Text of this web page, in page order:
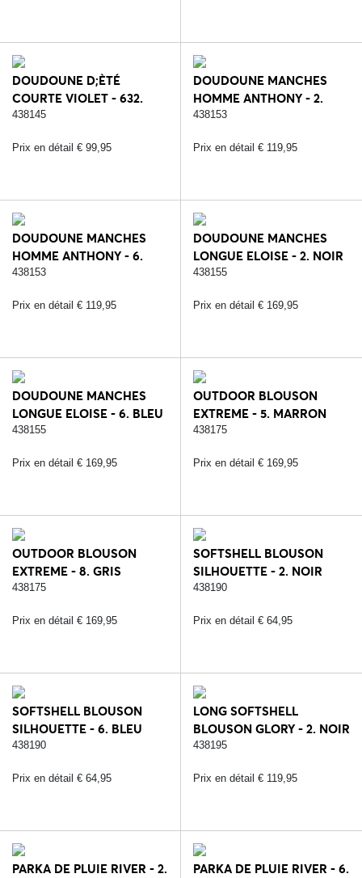
DOUDOUNE D;ÈTÉ
COURTE VIOLET - 632.
NAVY BLUE
438145
Prix en détail € 99,95
DOUDOUNE MANCHES
HOMME ANTHONY - 2.
NOIR
438153
Prix en détail € 119,95
DOUDOUNE MANCHES
HOMME ANTHONY - 6.
BLEU
438153
Prix en détail € 119,95
DOUDOUNE MANCHES
LONGUE ELOISE - 2. NOIR
438155
Prix en détail € 169,95
DOUDOUNE MANCHES
LONGUE ELOISE - 6. BLEU
438155
Prix en détail € 169,95
OUTDOOR BLOUSON
EXTREME - 5. MARRON
438175
Prix en détail € 169,95
OUTDOOR BLOUSON
EXTREME - 8. GRIS
438175
Prix en détail € 169,95
SOFTSHELL BLOUSON
SILHOUETTE - 2. NOIR
438190
Prix en détail € 64,95
SOFTSHELL BLOUSON
SILHOUETTE - 6. BLEU
438190
Prix en détail € 64,95
LONG SOFTSHELL
BLOUSON GLORY - 2. NOIR
438195
Prix en détail € 119,95
PARKA DE PLUIE RIVER - 2.
PARKA DE PLUIE RIVER - 6.